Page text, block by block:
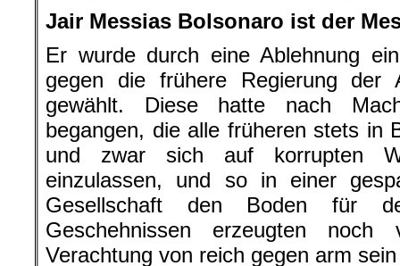
Jair Messias Bolsonaro ist der
Er wurde durch eine Ablehnung
gegen die frühere Regierung der
gewählt. Diese hatte nach
begangen, die alle früheren stets in
und zwar sich auf korrupten
einzulassen, und so in einer
Gesellschaft den Boden für
Geschehnissen erzeugten noch
Verachtung von reich gegen arm